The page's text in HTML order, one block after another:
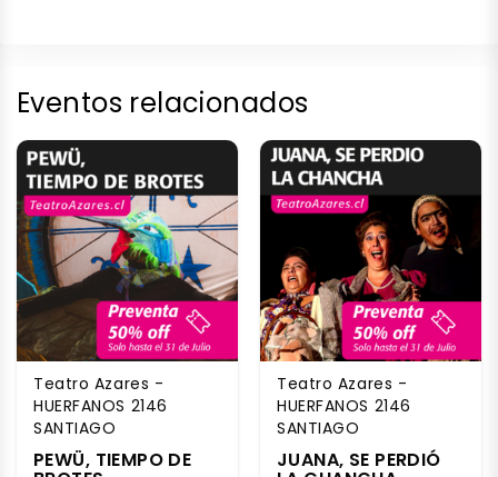
Eventos relacionados
Teatro Azares -
HUERFANOS 2146
SANTIAGO
PEWÜ, TIEMPO DE
Teatro Azares -
HUERFANOS 2146
SANTIAGO
JUANA, SE PERDIÓ